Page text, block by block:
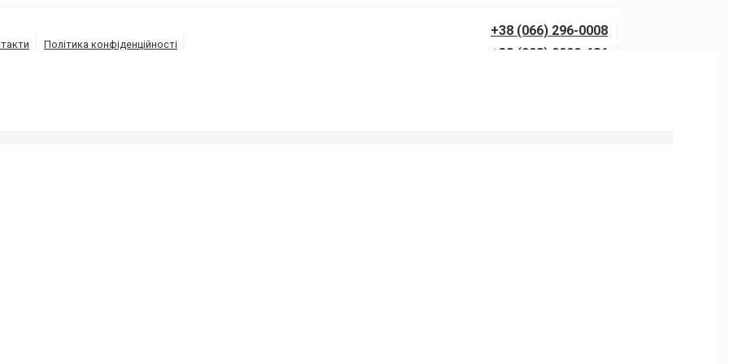
+38 (066) 296-0008
+38 (098) 0099-686
Політика конфіденційності
під високим тиском напором води від 150 до 300 бар із гарантією якості. Виїзд